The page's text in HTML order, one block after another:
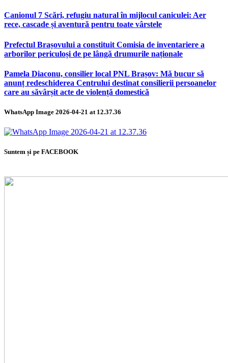
Canionul 7 Scări, refugiu natural în mijlocul caniculei: Aer
rece, cascade și aventură pentru toate vârstele
Prefectul Brașovului a constituit Comisia de inventariere a
arborilor periculoși de pe lângă drumurile naționale
Pamela Diaconu, consilier local PNL Brașov: Mă bucur să
anunț redeschiderea Centrului destinat consilierii persoanelor
care au săvârșit acte de violență domestică
WhatsApp Image 2026-04-21 at 12.37.36
Suntem și pe FACEBOOK